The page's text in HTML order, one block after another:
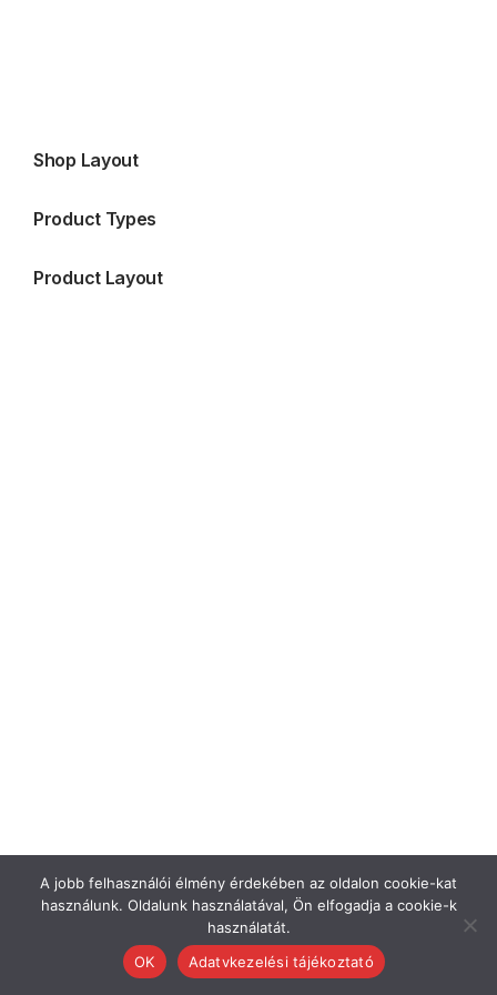
Shop Layout
Product Types
Product Layout
A jobb felhasználói élmény érdekében az oldalon cookie-kat
használunk. Oldalunk használatával, Ön elfogadja a cookie-k
használatát.
OK
Adatvkezelési tájékoztató